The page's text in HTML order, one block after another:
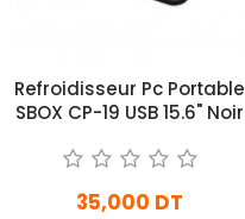
Refroidisseur Pc Portable
SBOX CP-19 USB 15.6" Noir
35,000 DT